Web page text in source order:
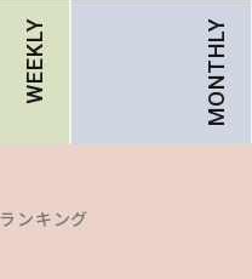
WEEKLY MONTHLY
ランキング
ランキング
ランキング